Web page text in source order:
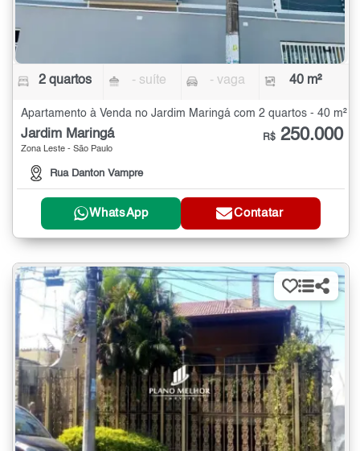
2 quartos - suíte - vaga 40 m²
Apartamento à Venda no Jardim Maringá com 2 quartos - 40 m²
Jardim Maringá
Zona Leste - São Paulo
Rua Danton Vampre
R$ 250.000
WhatsApp Contatar